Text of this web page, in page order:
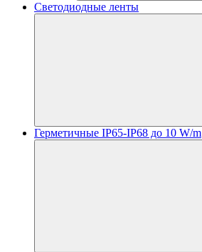
Светодиодные ленты
Герметичные IP65-IP68 до 10 W/m